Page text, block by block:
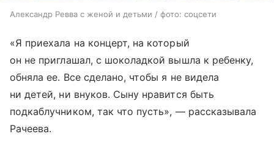
Александр Ревва с женой и детьми / фото: соцсети
«Я приехала на концерт, на который
он не приглашал, с шоколадкой вышла к ребенку,
обняла ее. Все сделано, чтобы я не видела
ни детей, ни внуков. Сыну нравится быть
подкаблучником, так что пусть», — рассказывала
Рачеева.